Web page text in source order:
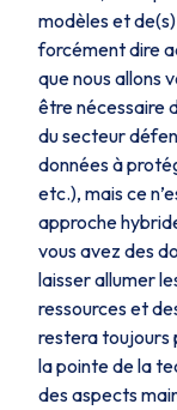
modèles et
forcément dire
que nous allons
être nécessaire
du secteur
données à
etc.), mais ce
approche
vous avez des
laisser allumer
ressources et
restera toujours
la pointe de la
des aspects